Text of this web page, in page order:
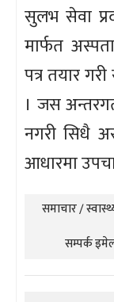
सुलभ सेवा
मार्फत
पत्र तयार
। जस
नगरी सिधै
आधारमा
समाचार /
सम्पर्क